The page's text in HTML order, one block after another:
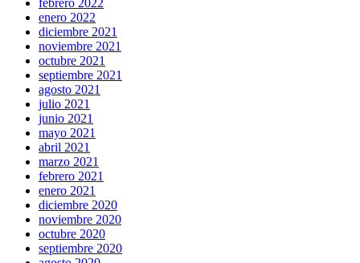
febrero 2022
enero 2022
diciembre 2021
noviembre 2021
octubre 2021
septiembre 2021
agosto 2021
julio 2021
junio 2021
mayo 2021
abril 2021
marzo 2021
febrero 2021
enero 2021
diciembre 2020
noviembre 2020
octubre 2020
septiembre 2020